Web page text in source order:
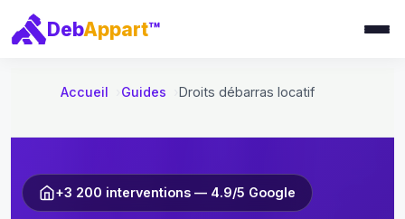
r
o
t
e
DebAppart™
Accueil Guides Droits débarras locatif
+3 200 interventions — 4.9/5 Google